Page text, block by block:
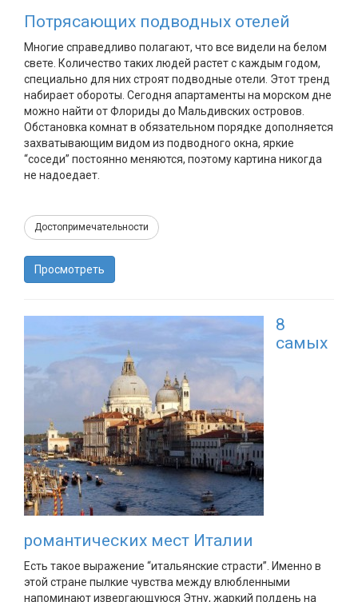
Потрясающих подводных отелей
Многие справедливо полагают, что все видели на белом
свете. Количество таких людей растет с каждым годом,
специально для них строят подводные отели. Этот тренд
набирает обороты. Сегодня апартаменты на морском дне
можно найти от Флориды до Мальдивских островов.
Обстановка комнат в обязательном порядке дополняется
захватывающим видом из подводного окна, яркие
“соседи” постоянно меняются, поэтому картина никогда
не надоедает.
Достопримечательности
Просмотреть
8
самых
романтических мест Италии
Есть такое выражение “итальянские страсти”. Именно в
этой стране пылкие чувства между влюбленными
напоминают извергающуюся Этну, жаркий полдень на